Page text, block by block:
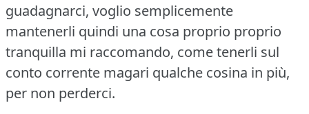
guadagnarci, voglio semplicemente
mantenerli quindi una cosa proprio proprio
tranquilla mi raccomando, come tenerli sul
conto corrente magari qualche cosina in più,
per non perderci.